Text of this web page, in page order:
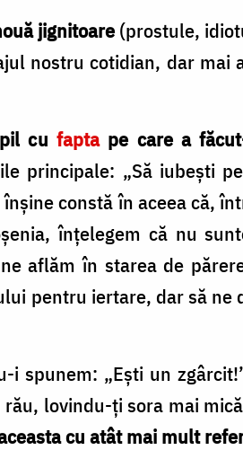
jignitoare(prostule,
nostru cotidian, dar mai
cu faptape care a
principale: „Să iubeşti
constă în aceea că,
înţelegem că nu
aflăm în starea de
pentru iertare, dar să ne
spunem: „Eşti un
lovindu-ţi sora mai
cu atât mai mult